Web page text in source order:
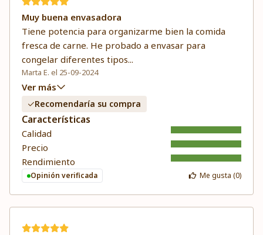
Muy buena envasadora
Tiene potencia para organizarme bien la comida
fresca de carne. He probado a envasar para
congelar diferentes tipos...
Marta E. el 25-09-2024
Ver más
Recomendaría su compra
Características
Calidad
Precio
Rendimiento
Opinión verificada Me gusta (0)